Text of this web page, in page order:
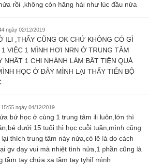
rồi ,không còn hăng hái như lúc đầu nửa
ngày 02/12/2019
ILI ,THẤY CŨNG OK CHỨ KHÔNG CÓ GÌ
1 VIỆC 1 MÌNH HƠI NRN Ở TRUNG TÂM
NHẤT 1 CHI NHÁNH LÀM BẤT TIỆN QUÁ
HỌC Ở ĐÂY MÌNH LẠI THẤY TIẾN BỘ
15:55 ngày 04/12/2019
bứ học ở cùng 1 trung tâm ili luôn,lớn thì
dưới 15 tuổi thì học cuỗi tuần,mình cũng
thích trung tâm này nửa,có lẽ là do cách
gv dạy vui mà nhiệt tình nửa,1 phần cũng là
tầm tay chứa xa tầm tay tyhif mình